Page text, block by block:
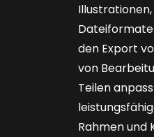
den Export
von
Teilen
Rahmen und